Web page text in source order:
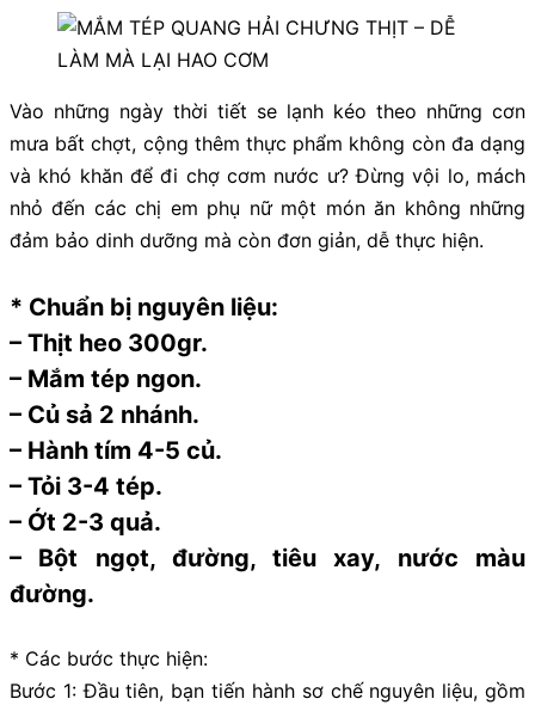
Vào những ngày thời tiết se lạnh kéo theo những cơn
mưa bất chợt, cộng thêm thực phẩm không còn đa dạng
và khó khăn để đi chợ cơm nước ư? Đừng vội lo, mách
nhỏ đến các chị em phụ nữ một món ăn không những
đảm bảo dinh dưỡng mà còn đơn giản, dễ thực hiện.
* Chuẩn bị nguyên liệu:
– Thịt heo 300gr.
– Mắm tép ngon.
– Củ sả 2 nhánh.
– Hành tím 4-5 củ.
– Tỏi 3-4 tép.
– Ớt 2-3 quả.
– Bột ngọt, đường, tiêu xay, nước màu
đường.
* Các bước thực hiện:
Bước 1: Đầu tiên, bạn tiến hành sơ chế nguyên liệu, gồm